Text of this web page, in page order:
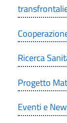
Ricerca
Progetto
Eventi e